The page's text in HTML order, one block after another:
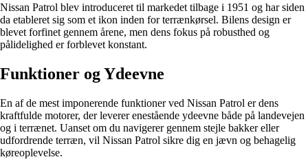
Nissan Patrol blev introduceret til markedet tilbage i 1951 og har siden
da etableret sig som et ikon inden for terrænkørsel. Bilens design er
blevet forfinet gennem årene, men dens fokus på robusthed og
pålidelighed er forblevet konstant.
Funktioner og Ydeevne
En af de mest imponerende funktioner ved Nissan Patrol er dens
kraftfulde motorer, der leverer enestående ydeevne både på landevejen
og i terrænet. Uanset om du navigerer gennem stejle bakker eller
udfordrende terræn, vil Nissan Patrol sikre dig en jævn og behagelig
køreoplevelse.